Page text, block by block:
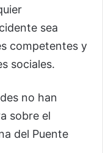
sea
competentes y
sociales.
no han
sobre el
del Puente